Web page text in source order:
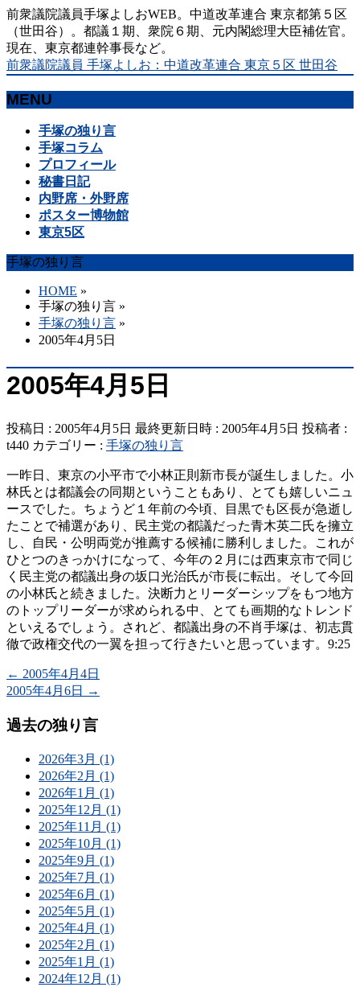
前衆議院議員手塚よしおWEB。中道改革連合 東京都第５区
（世田谷）。都議１期、衆院６期、元内閣総理大臣補佐官。
現在、東京都連幹事長など。
前衆議院議員 手塚よしお：中道改革連合 東京５区 世田谷
MENU
手塚の独り言
手塚コラム
プロフィール
秘書日記
内野席・外野席
ポスター博物館
東京5区
手塚の独り言
HOME »
手塚の独り言 »
手塚の独り言 »
2005年4月5日
2005年4月5日
投稿日 : 2005年4月5日 最終更新日時 : 2005年4月5日 投稿者 :
t440 カテゴリー : 手塚の独り言
一昨日、東京の小平市で小林正則新市長が誕生しました。小
林氏とは都議会の同期ということもあり、とても嬉しいニュ
ースでした。ちょうど１年前の今頃、目黒でも区長が急逝し
たことで補選があり、民主党の都議だった青木英二氏を擁立
し、自民・公明両党が推薦する候補に勝利しました。これが
ひとつのきっかけになって、今年の２月には西東京市で同じ
く民主党の都議出身の坂口光治氏が市長に転出。そして今回
の小林氏と続きました。決断力とリーダーシップをもつ地方
のトップリーダーが求められる中、とても画期的なトレンド
といえるでしょう。されど、都議出身の不肖手塚は、初志貫
徹で政権交代の一翼を担って行きたいと思っています。9:25
← 2005年4月4日
2005年4月6日
→
過去の独り言
2026年3月 (1)
2026年2月 (1)
2026年1月 (1)
2025年12月 (1)
2025年11月 (1)
2025年10月 (1)
2025年9月 (1)
2025年7月 (1)
2025年6月 (1)
2025年5月 (1)
2025年4月 (1)
2025年2月 (1)
2025年1月 (1)
2024年12月 (1)